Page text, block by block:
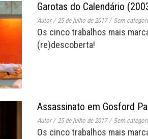
Garotas do Calendário
Autor/ 25 de julho de 2017 / Sem
Os cinco trabalhos mais
(re)descoberta!
Assassinato em Gosford
Autor/ 25 de julho de 2017 / Sem
Os cinco trabalhos mais